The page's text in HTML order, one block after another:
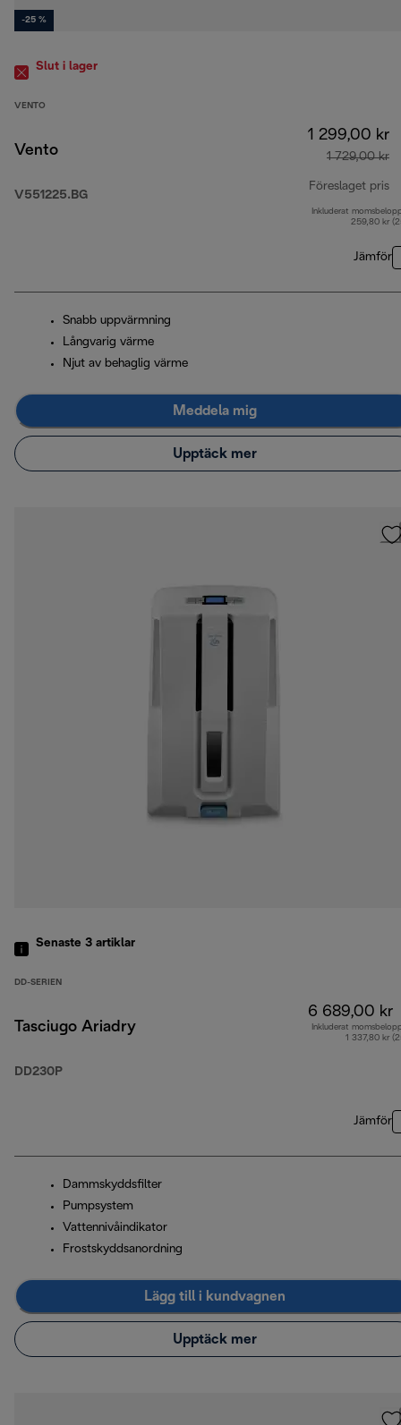
-25 %
Slut i lager
VENTO
Vento
V551225.BG
1 299,00 kr
1 729,00 kr
Föreslaget pris
Inkluderat
259,80 kr
Jämför
Snabb uppvärmning
Långvarig värme
Njut av behaglig värme
Meddela mig
Upptäck mer
Senaste 3 artiklar
DD-SERIEN
Tasciugo Ariadry
DD230P
6 689,00 kr
Inkluderat
1 337,80 kr
Jämför
Dammskyddsfilter
Pumpsystem
Vattennivåindikator
Frostskyddsanordning
Lägg till i kundvagnen
Upptäck mer